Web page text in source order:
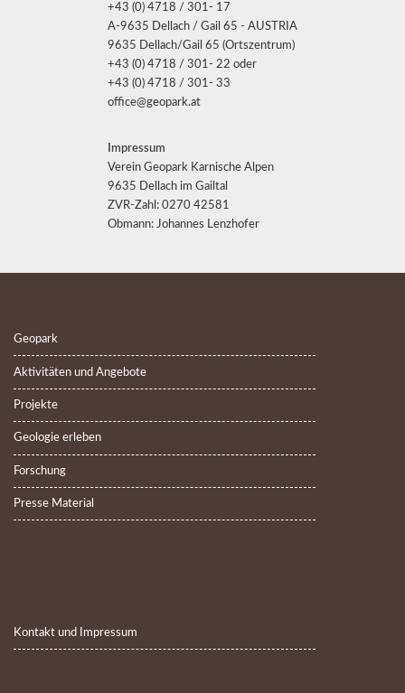
+43 (0) 4718 / 301- 17
A-9635 Dellach / Gail 65 - AUSTRIA
9635 Dellach/Gail 65 (Ortszentrum)
+43 (0) 4718 / 301- 22 oder
+43 (0) 4718 / 301- 33
office@geopark.at
Impressum
Verein Geopark Karnische Alpen
9635 Dellach im Gailtal
ZVR-Zahl: 0270 42581
Obmann: Johannes Lenzhofer
Geopark
Aktivitäten und Angebote
Projekte
Geologie erleben
Forschung
Presse Material
Kontakt und Impressum